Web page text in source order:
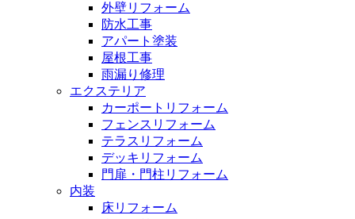
外壁リフォーム
防水工事
アパート塗装
屋根工事
雨漏り修理
エクステリア
カーポートリフォーム
フェンスリフォーム
テラスリフォーム
デッキリフォーム
門扉・門柱リフォーム
内装
床リフォーム